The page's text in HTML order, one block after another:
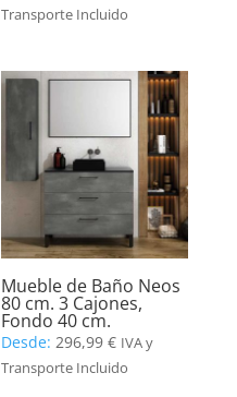
Transporte Incluido
Mueble de Baño Neos
80 cm. 3 Cajones,
Fondo 40 cm.
Desde:296,99€ IVA y
Transporte Incluido